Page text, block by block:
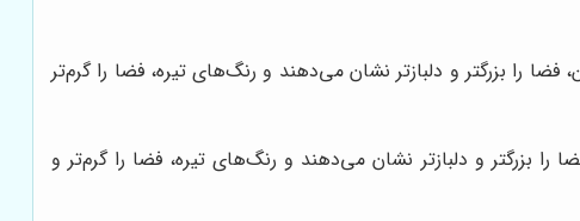
را بزرگتر و دلبازتر نشان می‌دهند و رنگ‌های تیره، فضا را گرم‌تر
بزرگتر و دلبازتر نشان می‌دهند و رنگ‌های تیره، فضا را گرم‌تر و